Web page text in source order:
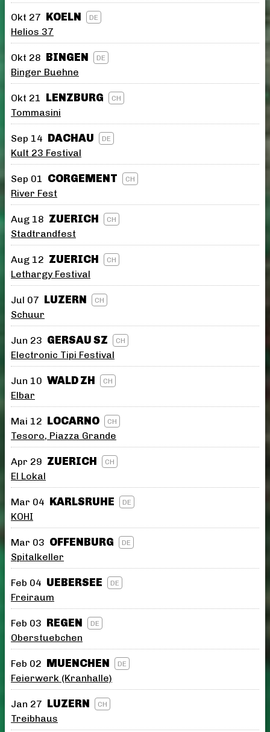
Okt 27 DE
KOELN
Helios 37
Okt 28 DE
BINGEN
Binger Buehne
Okt 21 CH
LENZBURG
Tommasini
Sep 14 DE
DACHAU
Kult 23 Festival
Sep 01 CH
CORGEMENT
River Fest
Aug 18 CH
ZUERICH
Stadtrandfest
Aug 12 CH
ZUERICH
Lethargy Festival
Jul 07 CH
LUZERN
Schuur
Jun 23 CH
GERSAU SZ
Electronic Tipi Festival
Jun 10 CH
WALD ZH
Elbar
Mai 12 CH
LOCARNO
Tesoro, Piazza Grande
Apr 29 CH
ZUERICH
El Lokal
Mar 04 DE
KARLSRUHE
KOHI
Mar 03 DE
OFFENBURG
Spitalkeller
Feb 04 DE
UEBERSEE
Freiraum
Feb 03 DE
REGEN
Oberstuebchen
Feb 02 DE
MUENCHEN
Feierwerk (Kranhalle)
Jan 27 CH
LUZERN
Treibhaus